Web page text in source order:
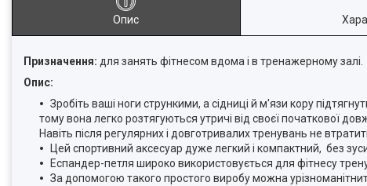
Опис
Призначення: для занять фітнесом вдома і в тренажерному залі.
Опис:
Зробіть ваші ноги стрункими, а сідниці й м'язи кору
тому вона легко розтягуються утричі від своєї початкової
Навіть після регулярних і довготривалих тренувань не
Цей спортивний аксесуар дуже легкий і компактний, без
Еспандер-петля широко використовується для фітнесу
За допомогою такого простого виробу можна